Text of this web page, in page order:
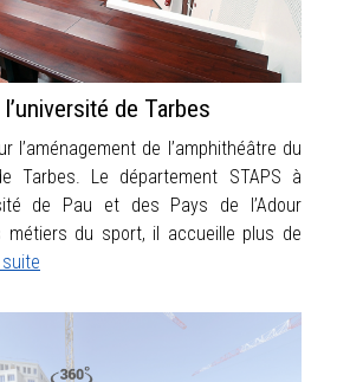
de Tarbes
l’aménagement de l’amphithéâtre du
Tarbes. Le département STAPS à
de Pau et des Pays de l’Adour
métiers du sport, il accueille plus de